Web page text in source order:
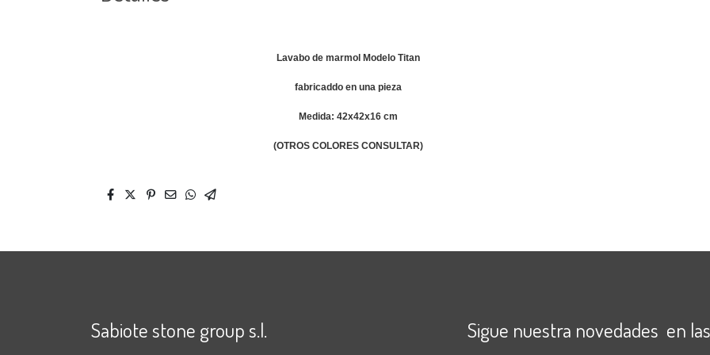
Lavabo de marmol Modelo Titan
fabricaddo en una pieza
Medida: 42x42x16 cm
(OTROS COLORES CONSULTAR)
Sabiote stone group s.l. Sigue nuestra novedades en